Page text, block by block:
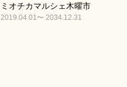
ミオチカマルシェ木曜市
2019.04.01〜 2034.12.31